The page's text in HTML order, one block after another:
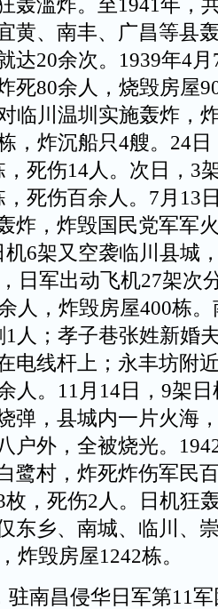
轰滥炸。至1941年，
黄、南丰、广昌等县
达20余次。1939年4
死80余人，烧毁房屋
临川温圳实施轰炸，
，炸沉船只4艘。24
死伤14人。次日，3
死伤百余人。7月13
炸，炸毁国民党军军
6架又空袭临川县城
日军出动飞机27架次
人，炸毁房屋400栋
人；孝子巷张姓新婚
电线杆上；永丰坊附
人。11月14日，9架
弹，县城内一片火海
户外，全被烧光。
鹭村，炸死炸伤军民
，死伤2人。日机狂
东乡、南城、临川、
炸毁房屋1242栋。
南昌侵华日军第11